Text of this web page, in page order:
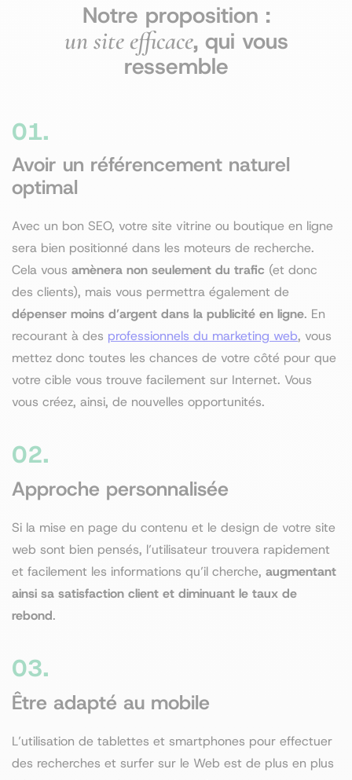
Notre proposition :
un site efficace, qui vous
ressemble
01.
Avoir un référencement naturel
optimal
Avec un bon SEO, votre site vitrine ou boutique en ligne
sera bien positionné dans les moteurs de recherche.
Cela vous amènera non seulement du trafic (et donc
des clients), mais vous permettra également de
dépenser moins d’argent dans la publicité en ligne. En
recourant à des professionnels du marketing web, vous
mettez donc toutes les chances de votre côté pour que
votre cible vous trouve facilement sur Internet. Vous
vous créez, ainsi, de nouvelles opportunités.
02.
Approche personnalisée
Si la mise en page du contenu et le design de votre site
web sont bien pensés, l’utilisateur trouvera rapidement
et facilement les informations qu’il cherche, augmentant
ainsi sa satisfaction client et diminuant le taux de
rebond.
03.
Être adapté au mobile
L’utilisation de tablettes et smartphones pour effectuer
des recherches et surfer sur le Web est de plus en plus